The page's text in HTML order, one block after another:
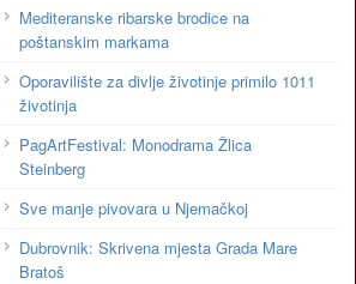
Mediteranske ribarske brodice na
poštanskim markama
Oporavilište za divlje životinje primilo 1011
životinja
PagArtFestival: Monodrama Žlica
Steinberg
Sve manje pivovara u Njemačkoj
Dubrovnik: Skrivena mjesta Grada Mare
Bratoš